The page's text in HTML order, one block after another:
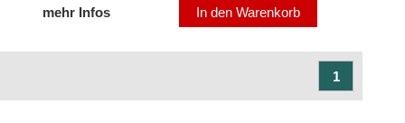
mehr Infos In den Warenkorb
1